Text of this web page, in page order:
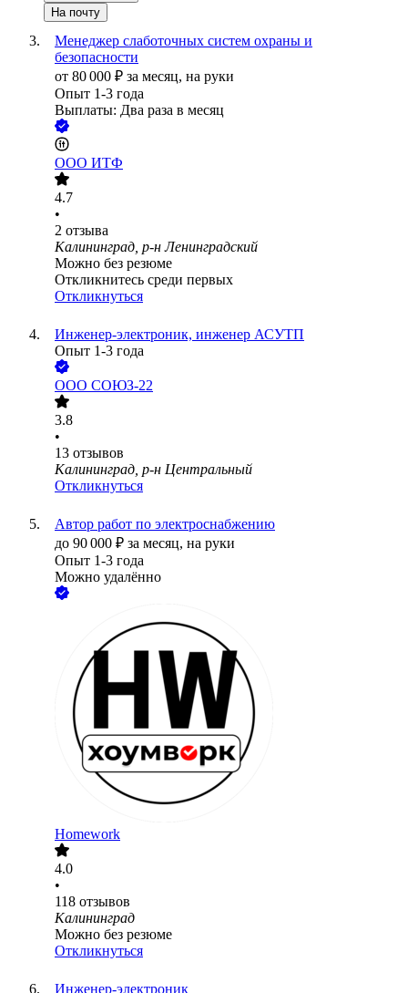
На почту
Менеджер слаботочных систем охраны и
безопасности
от 80 000 ₽ за месяц, на руки
Опыт 1-3 года
Выплаты: Два раза в месяц
ООО ИТФ
4.7
•
2 отзыва
Калининград, р-н Ленинградский
Можно без резюме
Откликнитесь среди первых
Откликнуться
Инженер-электроник, инженер АСУТП
Опыт 1-3 года
ООО СОЮЗ-22
3.8
•
13 отзывов
Калининград, р-н Центральный
Откликнуться
Автор работ по электроснабжению
до 90 000 ₽ за месяц, на руки
Опыт 1-3 года
Можно удалённо
Homework
4.0
•
118 отзывов
Калининград
Можно без резюме
Откликнуться
Инженер-электроник